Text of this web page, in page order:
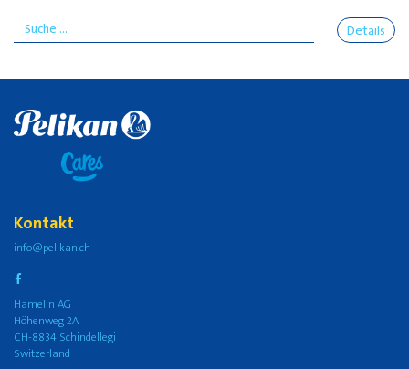
Details
Kontakt
info@pelikan.ch
Hamelin AG
Höhenweg 2A
CH-8834 Schindellegi
Switzerland